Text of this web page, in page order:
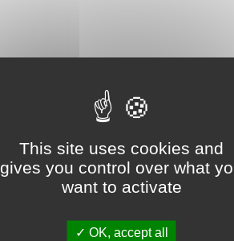
This site uses cookies and
gives you control over what
want to activate
OK, accept all